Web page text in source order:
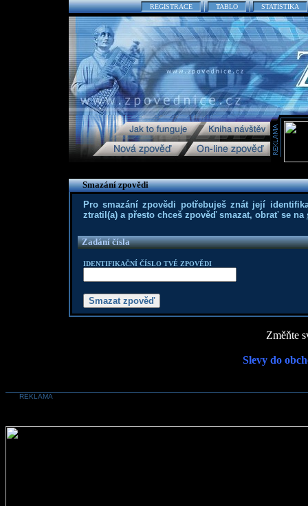
REGISTRACE TABLO STATISTIKA
Smazání zpovědi
Pro smazání zpovědi potřebuješ znát její
ztratil(a) a přesto chceš zpověď smazat, obrať se na
Zadání čísla
IDENTIFIKAČNÍ ČÍSLO TVÉ ZPOVĚDI
Změňte
Slevy do
REKLAMA